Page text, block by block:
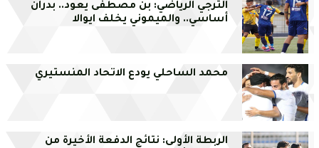
الترجي الرياضي: بن مصطفى يعود.. بدران
أساسي.. والميموني يخلف ايوالا
محمد الساحلي يودع الاتحاد المنستيري
الربطة الأولى: نتائج الدفعة الأخيرة من